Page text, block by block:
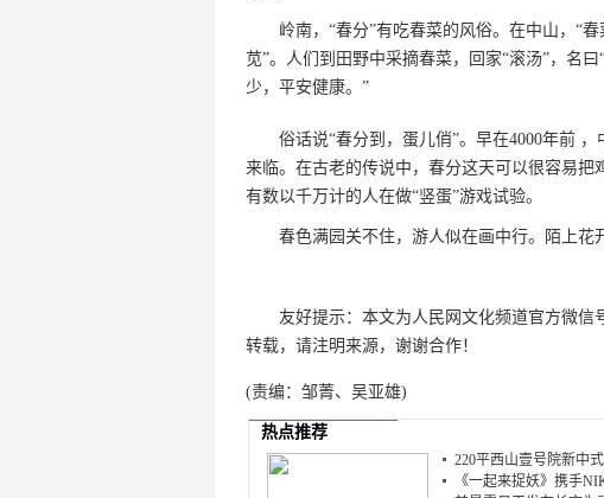
岭南，“春分”有吃春菜的风俗。在中山，“
苋”。人们到田野中采摘春菜，回家“滚汤”，名
少，平安健康。”
俗话说“春分到，蛋儿俏”。早在4000年前
来临。在古老的传说中，春分这天可以很容易
有数以千万计的人在做“竖蛋”游戏试验。
春色满园关不住，游人似在画中行。陌上花
友好提示：本文为人民网文化频道官方微信
转载，请注明来源，谢谢合作！
(责编：邹菁、吴亚雄)
热点推荐
220平西山壹号院新中
《一起来捉妖》携手